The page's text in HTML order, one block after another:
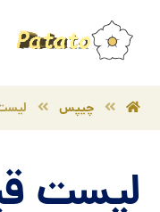
چیپس
لیست